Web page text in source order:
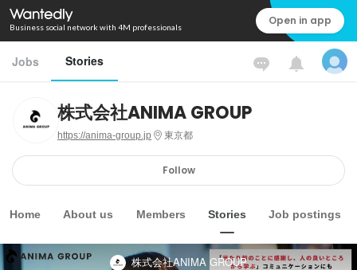
Business social network with 4M professionals Open in app
Jobs Stories
株式会社ANIMA GROUP
https://anima-group.jp 東京都
Follow
Home About us Members Stories Job postings
株式会社ANIMA GROUP